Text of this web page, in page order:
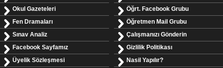
Okul Gazeteleri
Fen Dramaları
Sınav Analiz
Facebook Sayfamız
Üyelik Sözleşmesi
Öğrt. Facebook Grubu
Öğretmen Mail Grubu
Çalışmanızı Gönderin
Gizlilik Politikası
Nasil Yapılır?